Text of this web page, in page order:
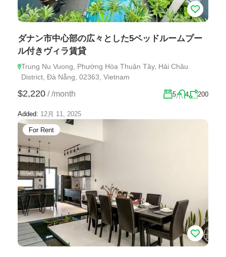
ダナン市中心部の広々とした5ベッドルームプー
ル付きヴィラ賃貸
Trung Nu Vuong, Phường Hòa Thuận Tây, Hải Châu
District, Đà Nẵng, 02363, Vietnam
$2,220 / /month 5 4 200
Added: 12月 11, 2025
For Rent